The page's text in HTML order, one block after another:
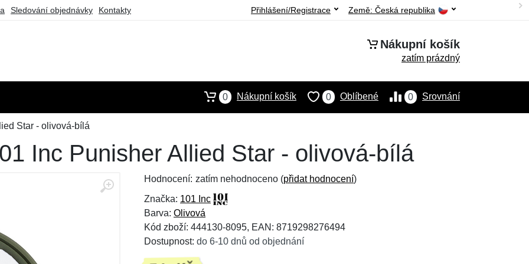
Sledování objednávky Kontakty Země: Česká republika
Přihlášení/Registrace
Nákupní košík
zatím prázdný
0 Srovnání
0 Oblíbené
0 Nákupní košík
Star - olivová-bílá
Inc Punisher Allied Star - olivová-bílá
Hodnocení: zatím nehodnoceno (přidat hodnocení)
Značka: 101 Inc
Barva: Olivová
Kód zboží: 444130-8095, EAN: 8719298276494
Dostupnost: do 6-10 dnů od objednání